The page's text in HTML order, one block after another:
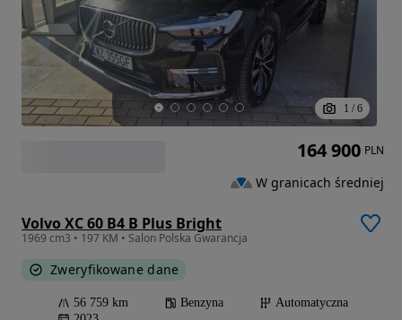
1 / 6
Volvo XC 60 B4 B Plus Bright
1969 cm3 • 197 KM • Salon Polska Gwarancja
Zweryfikowane dane
56 759 km Benzyna
Automatyczna
164 900 PLN
W granicach średniej